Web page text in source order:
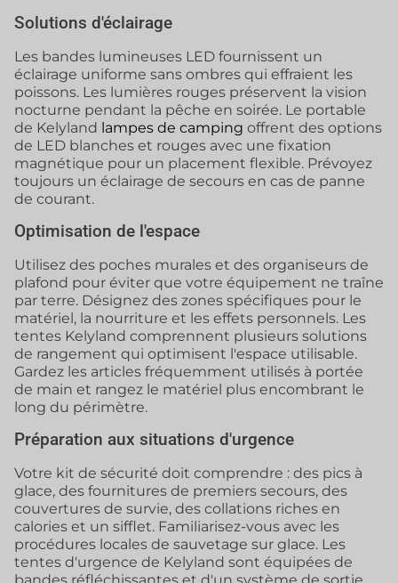
Solutions d'éclairage
Les bandes lumineuses LED fournissent un
éclairage uniforme sans ombres qui effraient les
poissons. Les lumières rouges préservent la vision
nocturne pendant la pêche en soirée. Le portable
de Kelyland lampes de camping offrent des options
de LED blanches et rouges avec une fixation
magnétique pour un placement flexible. Prévoyez
toujours un éclairage de secours en cas de panne
de courant.
Optimisation de l'espace
Utilisez des poches murales et des organiseurs de
plafond pour éviter que votre équipement ne traîne
par terre. Désignez des zones spécifiques pour le
matériel, la nourriture et les effets personnels. Les
tentes Kelyland comprennent plusieurs solutions
de rangement qui optimisent l'espace utilisable.
Gardez les articles fréquemment utilisés à portée
de main et rangez le matériel plus encombrant le
long du périmètre.
Préparation aux situations d'urgence
Votre kit de sécurité doit comprendre : des pics à
glace, des fournitures de premiers secours, des
couvertures de survie, des collations riches en
calories et un sifflet. Familiarisez-vous avec les
procédures locales de sauvetage sur glace. Les
tentes d'urgence de Kelyland sont équipées de